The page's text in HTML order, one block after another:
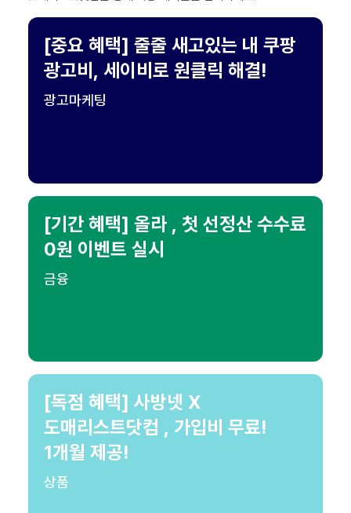
[중요 혜택] 줄줄 새고있는 내 쿠팡
광고비, 세이비로 원클릭 해결!
광고마케팅
[기간 혜택] 올라 , 첫 선정산 수수료
0원 이벤트 실시
금융
[독점 혜택] 사방넷 X
도매리스트닷컴 , 가입비 무료!
1개월 제공!
상품